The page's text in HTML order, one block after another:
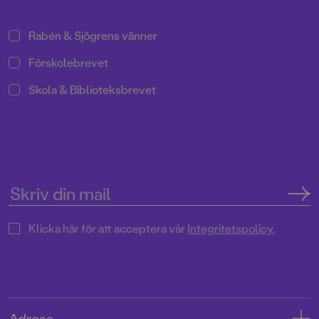
Rabén & Sjögrens vänner
Förskolebrevet
Skola & Biblioteksbrevet
Klicka här för att acceptera vårIntegritetspolicy.